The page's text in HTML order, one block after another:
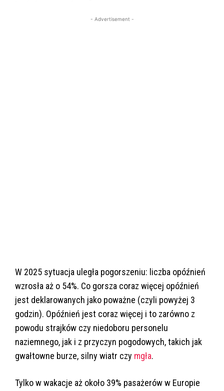
- Advertisement -
W 2025 sytuacja uległa pogorszeniu: liczba opóźnień
wzrosła aż o 54%. Co gorsza coraz więcej opóźnień
jest deklarowanych jako poważne (czyli powyżej 3
godzin). Opóźnień jest coraz więcej i to zarówno z
powodu strajków czy niedoboru personelu
naziemnego, jak i z przyczyn pogodowych, takich jak
gwałtowne burze, silny wiatr czy mgła.
Tylko w wakacje aż około 39% pasażerów w Europie